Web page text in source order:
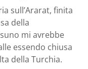
sull’Ararat, finita
della
mi avrebbe
essendo chiusa
della Turchia.